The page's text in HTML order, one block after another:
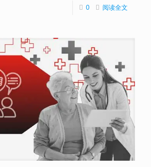
0 阅读全文